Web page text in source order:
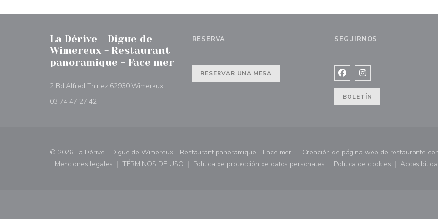
La Dérive - Digue de
Wimereux - Restaurant
panoramique - Face mer
2 Bd Alfred Thiriez 62930 Wimereux((abre en una nueva ventana))
03 74 47 27 42
RESERVA
RESERVAR UNA MESA
SEGUIRNOS
Facebook ((abre en una
Instagram ((abre en
BOLETÍN
© 2026 La Dérive - Digue de Wimereux - Restaurant panoramique - Face mer — Creación de página web de restaurante con
Menciones legales
((abre en una nueva ventana))
TÉRMINOS DE USO
((abre en una nueva ventana))
Política de protección de datos personales
((abre en una nueva ventana))
Política de cookies
((abre en una nueva